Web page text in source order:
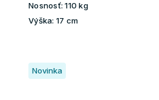
Nosnosť:110 kg
Výška: 17 cm
Novinka